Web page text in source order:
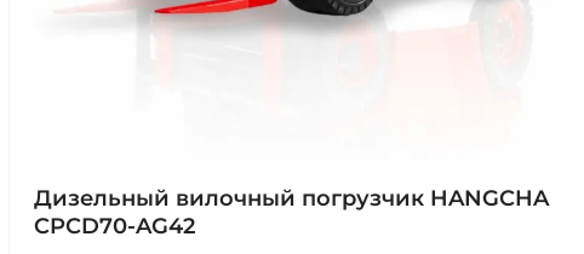
Дизельный вилочный погрузчик HANGCHA
CPCD70-AG42